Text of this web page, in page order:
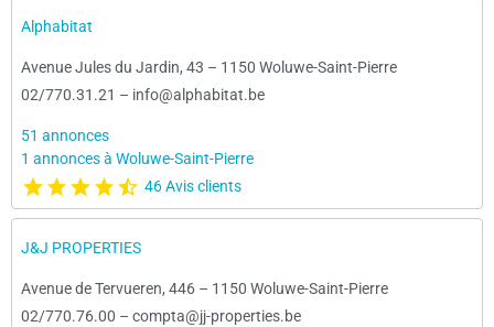
Alphabitat
Avenue Jules du Jardin, 43 – 1150 Woluwe-Saint-Pierre
02/770.31.21 – info@alphabitat.be
51 annonces
1 annonces à Woluwe-Saint-Pierre
46 Avis clients
J&J PROPERTIES
Avenue de Tervueren, 446 – 1150 Woluwe-Saint-Pierre
02/770.76.00 – compta@jj-properties.be